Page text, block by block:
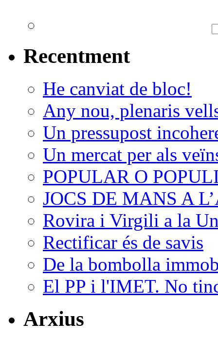
Recentment
He canviat de bloc!
Any nou, plenaris
Un pressupost
Un mercat per als
POPULAR O
JOCS DE MANS A
Rovira i Virgili a la
Rectificar és de savis
De la bombolla
El PP i l'IMET. No
Arxius